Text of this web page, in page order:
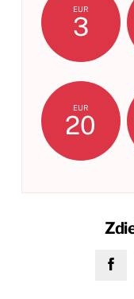
EUR
3
EUR
20